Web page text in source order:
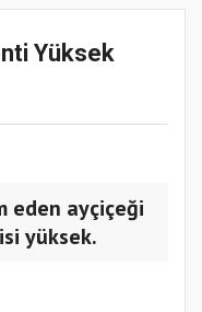
Yüksek
eden ayçiçeği
yüksek.